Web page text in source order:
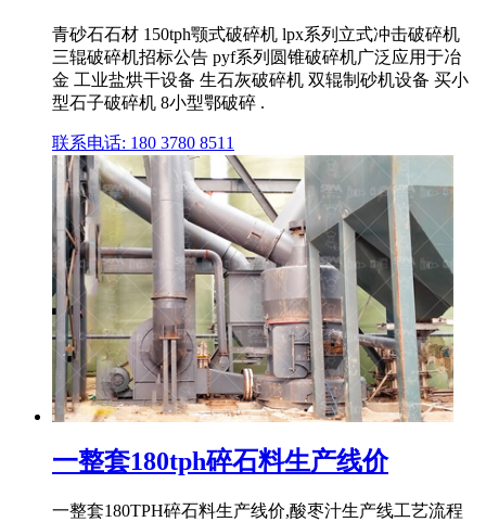
青砂石石材 150tph颚式破碎机 lpx系列立式冲击破碎机
三辊破碎机招标公告 pyf系列圆锥破碎机广泛应用于冶
金 工业盐烘干设备 生石灰破碎机 双辊制砂机设备 买小
型石子破碎机 8小型鄂破碎 .
联系电话: 180 3780 8511
一整套180tph碎石料生产线价
一整套180TPH碎石料生产线价,酸枣汁生产线工艺流程